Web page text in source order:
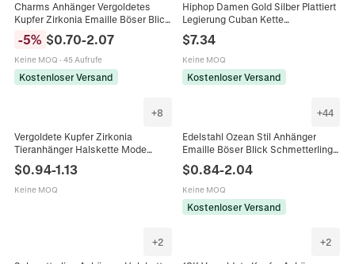
Charms Anhänger Vergoldetes
Kupfer Zirkonia Emaille Böser Blick
Hamsa Hand Herz Schmetterling
DIY Schmuckherstellung Zubehör
-5% $0.70-2.07
Keine MOQ · 45 Aufrufe
Kostenloser Versand
Hiphop Damen Gold Silber Plattiert
Legierung Cuban Kette
Schmetterling Halskette Mit Strass
Bunt Kristall Choker Schmuck
$7.34
Keine MOQ
Kostenloser Versand
+8
Vergoldete Kupfer Zirkonia
Tieranhänger Halskette Mode
Biene Libelle Kolibri Schmetterling
Charme Kette Für Damen
$0.94-1.13
Keine MOQ
+44
Edelstahl Ozean Stil Anhänger
Emaille Böser Blick Schmetterling
Herz Charm Für DIY
Schmuckherstellung Zubehör
Geschenk
$0.84-2.04
Keine MOQ
Kostenloser Versand
+2 +2